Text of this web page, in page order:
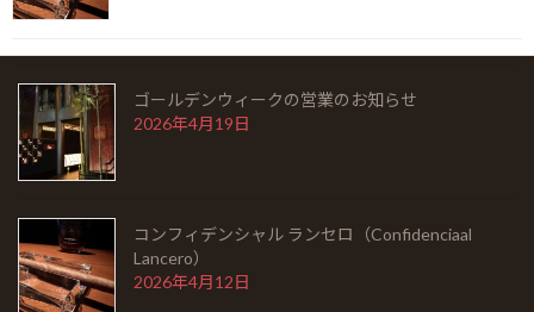
ゴールデンウィークの営業のお知らせ
2026年4月19日
コンフィデンシャル ランセロ（Confidenciaal
Lancero）
2026年4月12日
チタイプ” “クリーンタイプ”（THE ESSENCE of
SUNTORY WHISKY “CLEAN TYPE” “RICH TYPE”）
HOME
お知らせ